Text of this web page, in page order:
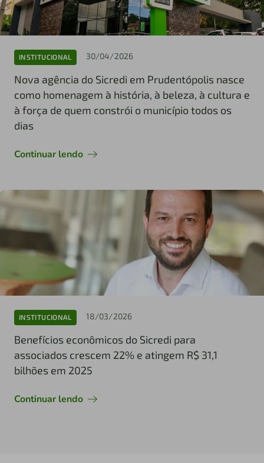
INSTITUCIONAL 30/04/2026
Nova agência do Sicredi em Prudentópolis nasce
como homenagem à história, à beleza, à cultura e
à força de quem constrói o município todos os
dias
Continuar lendo
INSTITUCIONAL 18/03/2026
Benefícios econômicos do Sicredi para
associados crescem 22% e atingem R$ 31,1
bilhões em 2025
Continuar lendo